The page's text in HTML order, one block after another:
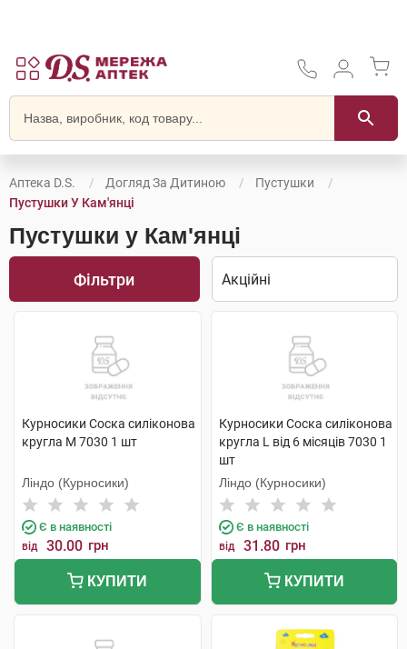
Аптека D.S. Догляд За Дитиною
Пустушки
Пустушки У Кам'янці
Пустушки у Кам'янці
Фільтри
Курносики Соска силіконова
кругла M 7030 1 шт
Ліндо (Курносики)
Є в наявності
від 30.00 грн
КУПИТИ
Курносики Соска силіконова
кругла L від 6 місяців 7030 1
шт
Ліндо (Курносики)
Є в наявності
від 31.80 грн
КУПИТИ